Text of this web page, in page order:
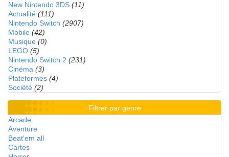
New Nintendo 3DS (11)
Actualité (111)
Nintendo Switch (2907)
Mobile (42)
Musique (0)
LEGO (5)
Nintendo Switch 2 (231)
Cinéma (3)
Plateformes (4)
Société (2)
Filtrer par genre
Arcade
Aventure
Beat'em all
Cartes